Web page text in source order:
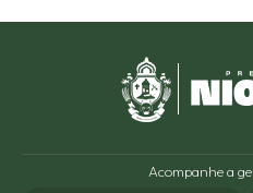
Acompanhe a